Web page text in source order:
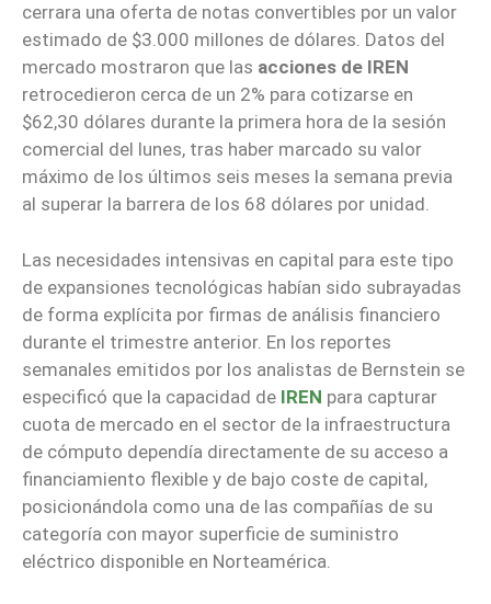
cerrara una oferta de notas convertibles por un valor
estimado de $3.000 millones de dólares. Datos del
mercado mostraron que las acciones de IREN
retrocedieron cerca de un 2% para cotizarse en
$62,30 dólares durante la primera hora de la sesión
comercial del lunes, tras haber marcado su valor
máximo de los últimos seis meses la semana previa
al superar la barrera de los 68 dólares por unidad.
Las necesidades intensivas en capital para este tipo
de expansiones tecnológicas habían sido subrayadas
de forma explícita por firmas de análisis financiero
durante el trimestre anterior. En los reportes
semanales emitidos por los analistas de Bernstein se
especificó que la capacidad de IREN para capturar
cuota de mercado en el sector de la infraestructura
de cómputo dependía directamente de su acceso a
financiamiento flexible y de bajo coste de capital,
posicionándola como una de las compañías de su
categoría con mayor superficie de suministro
eléctrico disponible en Norteamérica.